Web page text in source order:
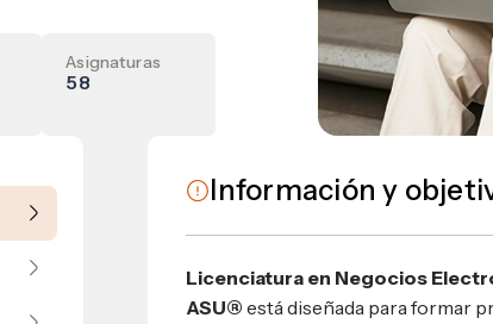
Honduras, C.A.
Asignaturas
58
Información y
Licenciatura en Negocios
ASU® está diseñada para formar